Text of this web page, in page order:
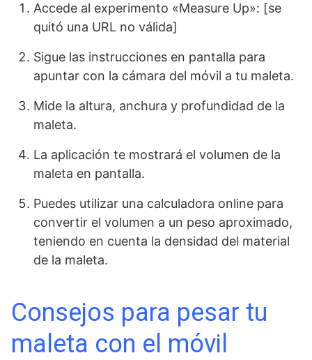
Accede al experimento «Measure Up»: [se
quitó una URL no válida]
Sigue las instrucciones en pantalla para
apuntar con la cámara del móvil a tu maleta.
Mide la altura, anchura y profundidad de la
maleta.
La aplicación te mostrará el volumen de la
maleta en pantalla.
Puedes utilizar una calculadora online para
convertir el volumen a un peso aproximado,
teniendo en cuenta la densidad del material
de la maleta.
Consejos para pesar tu
maleta con el móvil